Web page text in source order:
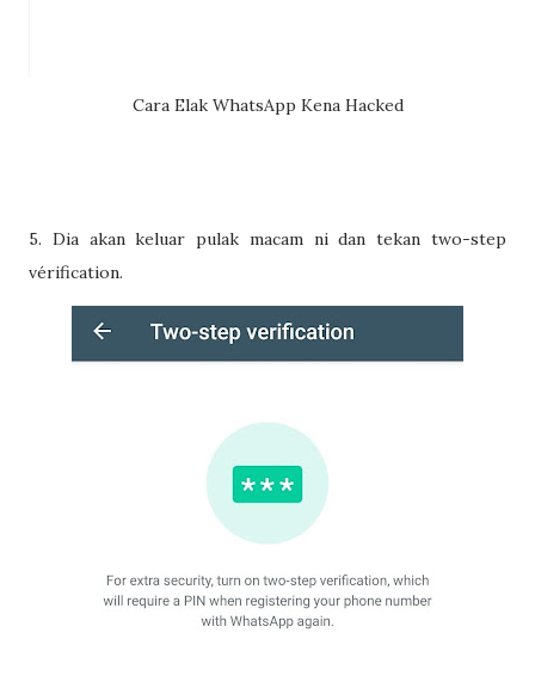
Cara Elak WhatsApp Kena Hacked
5. Dia akan keluar pulak macam ni dan tekan two-step
vérification.